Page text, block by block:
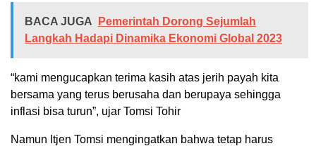
BACA JUGA
Pemerintah Dorong Sejumlah
Langkah Hadapi Dinamika Ekonomi Global 2023
“kami mengucapkan terima kasih atas jerih payah kita
bersama yang terus berusaha dan berupaya sehingga
inflasi bisa turun”, ujar Tomsi Tohir
Namun Itjen Tomsi mengingatkan bahwa tetap harus